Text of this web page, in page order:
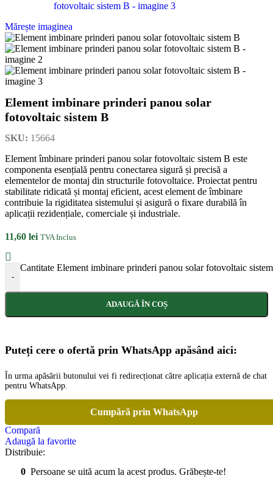
Mărește imaginea
Element imbinare prinderi panou solar
fotovoltaic sistem B
SKU: 15664
Element îmbinare prinderi panou solar fotovoltaic sistem B este
componenta esențială pentru conectarea sigură și precisă a
elementelor de montaj din structurile fotovoltaice. Proiectat pentru
stabilitate ridicată și montaj eficient, acest element de îmbinare
contribuie la rigiditatea sistemului și asigură o fixare durabilă în
aplicații rezidențiale, comerciale și industriale.
11,60 lei TVA Inclus
-
Cantitate Element imbinare prinderi panou solar fotovoltaic
ADAUGĂ ÎN COȘ
Puteți cere o ofertă prin WhatsApp apăsând aici:
În urma apăsării butonului vei fi redirecționat către aplicația externă de chat
pentru WhatsApp.
Cumpără prin WhatsApp
Compară
Adaugă la favorite
Distribuie:
0 Persoane se uită acum la acest produs. Grăbește-te!